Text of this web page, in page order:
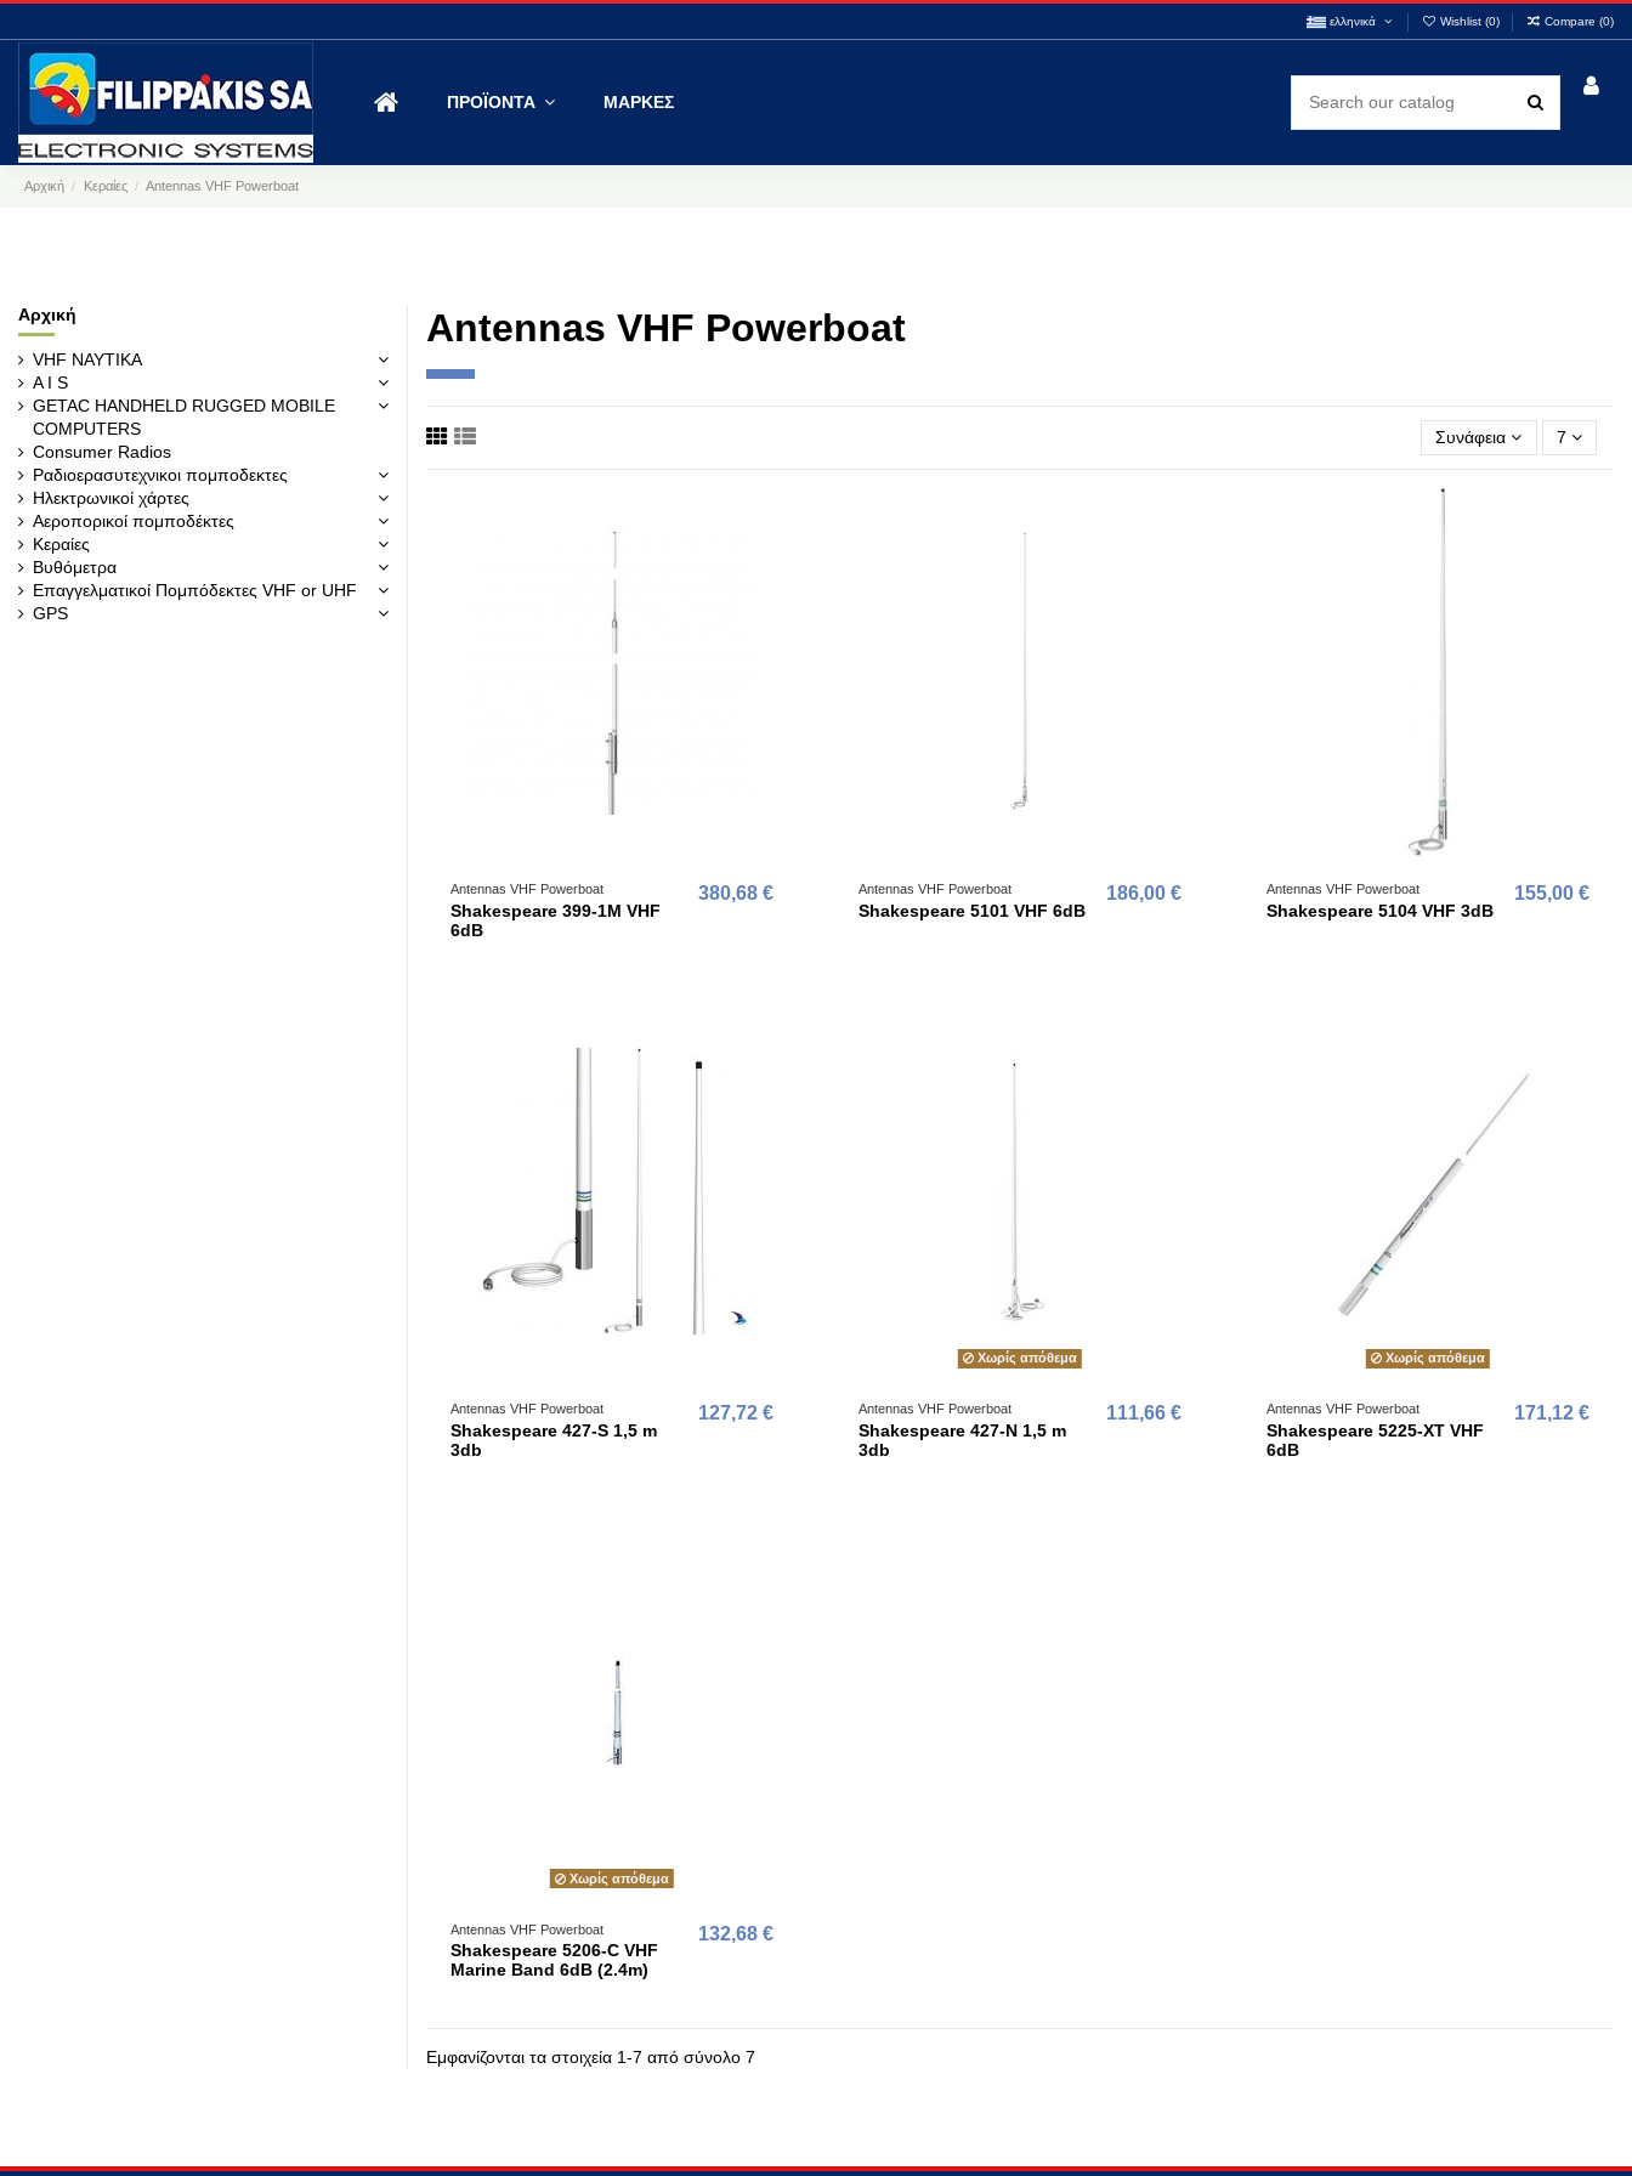
ελληνικά Wishlist (0) Compare (0)
ΠΡΟΪΟΝΤΑ ΜΑΡΚΕΣ
Αρχική Κεραίες Antennas VHF Powerboat
Antennas VHF Powerboat
Συνάφεια 7
Antennas VHF Powerboat
Shakespeare 399-1M VHF
6dB
380,68 € Antennas VHF Powerboat
Shakespeare 5101 VHF 6dB
186,00 € Antennas VHF Powerboat
Shakespeare 5104 VHF 3dB
155,00 €
Antennas VHF Powerboat
Shakespeare 427-S 1,5 m
3db
127,72 €
Χωρίς απόθεμα
Antennas VHF Powerboat
Shakespeare 427-N 1,5 m
3db
111,66 €
Χωρίς απόθεμα
Antennas VHF Powerboat
Shakespeare 5225-XT VHF
6dB
171,12 €
Χωρίς απόθεμα
Antennas VHF Powerboat
Shakespeare 5206-C VHF
Marine Band 6dB (2.4m)
132,68 €
Εμφανίζονται τα στοιχεία 1-7 από σύνολο 7
Αρχική
VHF ΝΑΥΤΙΚΑ
A I S
GETAC HANDHELD RUGGED MOBILE
COMPUTERS
Consumer Radios
Ραδιοερασυτεχνικοι πομποδεκτες
Ηλεκτρωνικοί χάρτες
Αεροπορικοί πομποδέκτες
Κεραίες
Βυθόμετρα
Επαγγελματικοί Πομπόδεκτες VHF or UHF
GPS